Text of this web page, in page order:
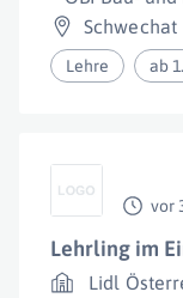
Schwechat
Lehre ab
vor
Lehrling im
Lidl